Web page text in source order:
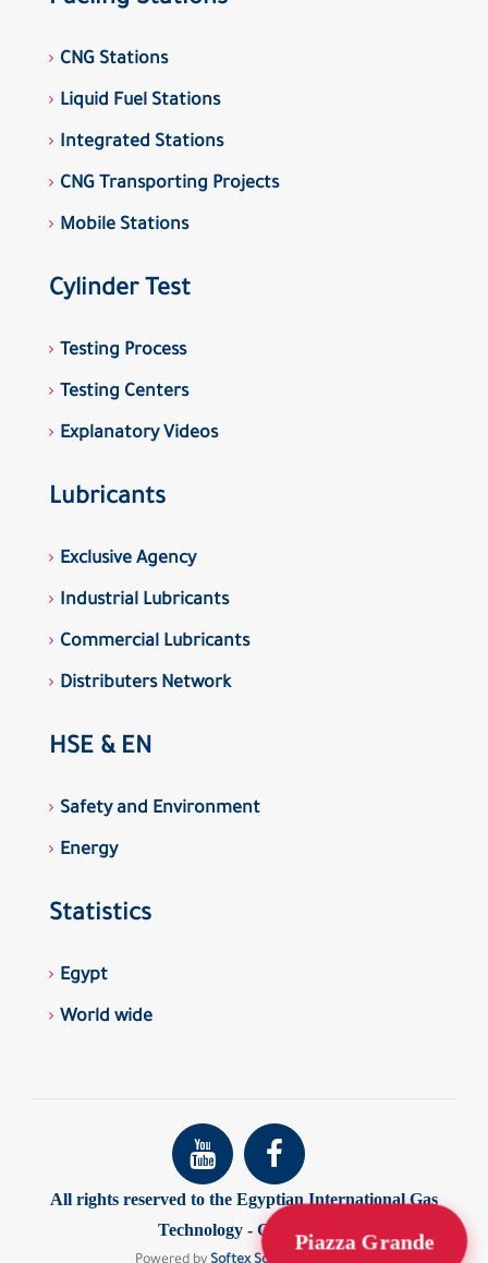
Piazza Grande
CNG Stations
Liquid Fuel Stations
Integrated Stations
CNG Transporting Projects
Mobile Stations
Cylinder Test
Testing Process
Testing Centers
Explanatory Videos
Lubricants
Exclusive Agency
Industrial Lubricants
Commercial Lubricants
Distributers Network
HSE & EN
Safety and Environment
Energy
Statistics
Egypt
World wide
All rights reserved to the Egyptian International Gas
Technology - GASTEC